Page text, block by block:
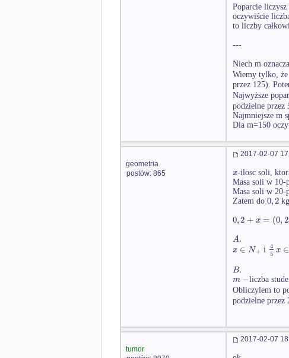
Poparcie liczysz
oczywiście
to liczby
---
Niech m
Wiemy tylko, że
przez 125).
Najwyższe
podzielne przez
Najmniejsze m
Dla m=150
geometria
postów: 865
2017-02-07
x-ilosc soli,
Masa soli w 10-
Masa soli w 20-
Zatem do 0,2
0,2 +x = (0,2
A.
x ∈ N+ i 4
5 x ∈
B.
m−liczba
Obliczylem to
podzielne przez
tumor
2017-02-07